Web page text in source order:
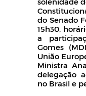
do Senado
15h30,
a
Gomes
União
Ministra
delegação
no Brasil e